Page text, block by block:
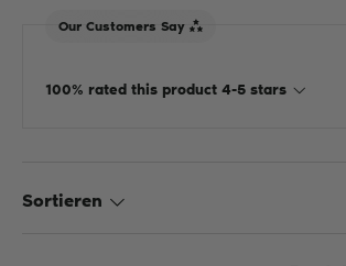
Our Customers Say
100% rated this product 4-5 stars
Sortieren